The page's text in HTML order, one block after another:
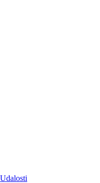
Udalosti